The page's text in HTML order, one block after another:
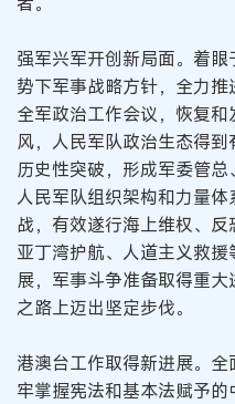
强军兴军开创新局面。着
势下军事战略方针，全力
全军政治工作会议，恢复
风，人民军队政治生态得
历史性突破，形成军委管总
人民军队组织架构和力量
战，有效遂行海上维权、反
亚丁湾护航、人道主义救
展，军事斗争准备取得重
之路上迈出坚定步伐。
港澳台工作取得新进展。全
牢掌握宪法和基本法赋予的